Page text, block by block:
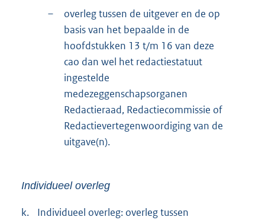
–
overleg tussen de uitgever en de op
basis van het bepaalde in de
hoofdstukken 13 t/m 16 van deze
cao dan wel het redactiestatuut
ingestelde
medezeggenschapsorganen
Redactieraad, Redactiecommissie of
Redactievertegenwoordiging van de
uitgave(n).
Individueel overleg
k.
Individueel overleg: overleg tussen